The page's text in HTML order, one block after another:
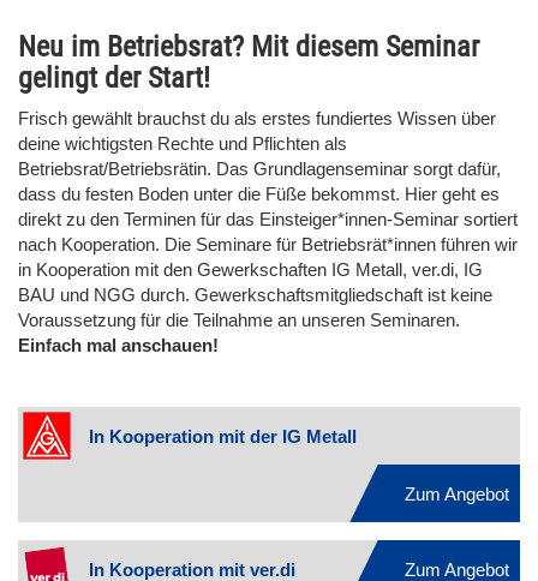
Neu im Betriebsrat? Mit diesem Seminar
gelingt der Start!
Frisch gewählt brauchst du als erstes fundiertes Wissen über
deine wichtigsten Rechte und Pflichten als
Betriebsrat/Betriebsrätin. Das Grundlagenseminar sorgt dafür,
dass du festen Boden unter die Füße bekommst. Hier geht es
direkt zu den Terminen für das Einsteiger*innen-Seminar sortiert
nach Kooperation. Die Seminare für Betriebsrät*innen führen wir
in Kooperation mit den Gewerkschaften IG Metall, ver.di, IG
BAU und NGG durch. Gewerkschaftsmitgliedschaft ist keine
Voraussetzung für die Teilnahme an unseren Seminaren.
Einfach mal anschauen!
In Kooperation mit der IG Metall
Zum Angebot
In Kooperation mit ver.di Zum Angebot